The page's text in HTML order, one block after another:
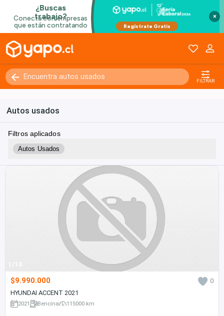
×
FILTRAR
Autos usados
Filtros aplicados
Autos Usados
1/10
$9.990.000
0
HYUNDAI ACCENT 2021
2021 Bencina 115000 km